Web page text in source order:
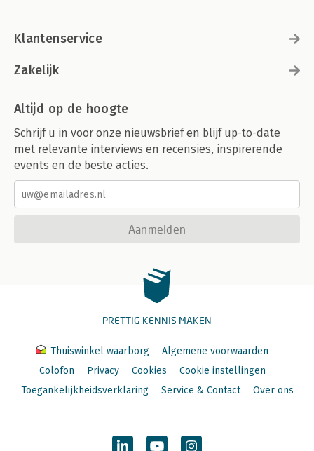
Klantenservice
Zakelijk
Altijd op de hoogte
Schrijf u in voor onze nieuwsbrief en blijf up-to-date
met relevante interviews en recensies, inspirerende
events en de beste acties.
Aanmelden
PRETTIG KENNIS MAKEN
Thuiswinkel waarborg
Algemene voorwaarden
Colofon
Privacy Cookies
Cookie instellingen
Toegankelijkheidsverklaring
Service & Contact Over ons